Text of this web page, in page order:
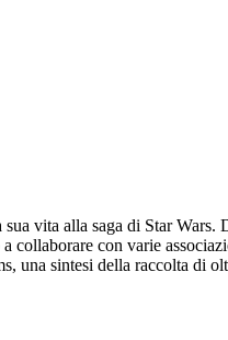
vita alla saga di Star
con varie
una sintesi della raccolta